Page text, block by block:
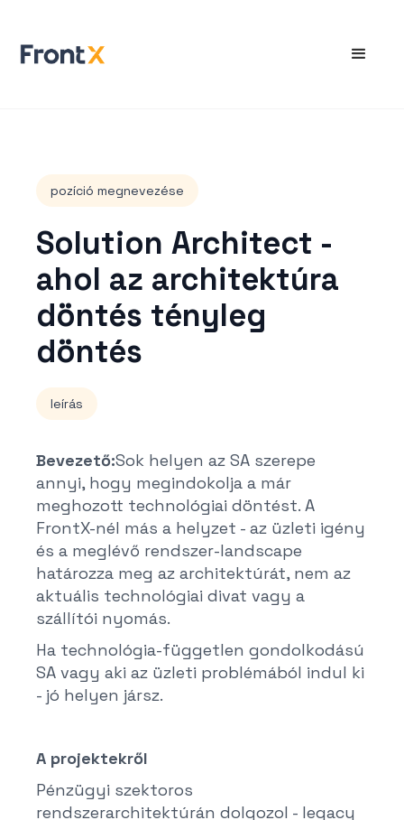
pozíció megnevezése
Solution Architect -
ahol az architektúra
döntés tényleg
döntés
leírás
Bevezető:Sok helyen az SA szerepe
annyi, hogy megindokolja a már
meghozott technológiai döntést. A
FrontX-nél más a helyzet - az üzleti igény
és a meglévő rendszer-landscape
határozza meg az architektúrát, nem az
aktuális technológiai divat vagy a
szállítói nyomás.
Ha technológia-független gondolkodású
SA vagy aki az üzleti problémából indul ki
- jó helyen jársz.
A projektekről
Pénzügyi szektoros
rendszerarchitektúrán dolgozol - legacy